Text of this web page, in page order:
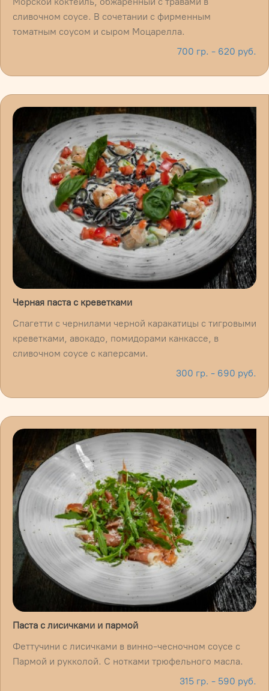
сливочном соусе. В сочетании с фирменным
томатным соусом и сыром Моцарелла.
700 гр. - 620 руб.
Черная паста с креветками
Спагетти с чернилами черной каракатицы с тигровыми
креветками, авокадо, помидорами канкассе, в
сливочном соусе с каперсами.
300 гр. - 690 руб.
Паста с лисичками и пармой
Феттучини с лисичками в винно-чесночном соусе с
Пармой и рукколой. С нотками трюфельного масла.
315 гр. - 590 руб.